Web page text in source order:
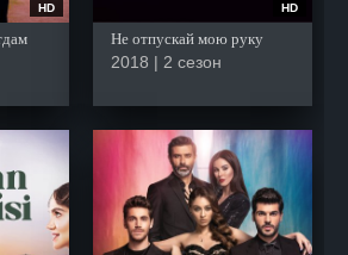
HD HD
Не отпускай мою руку
2018 | 2 сезон